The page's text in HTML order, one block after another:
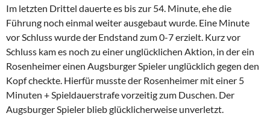
Im letzten Drittel dauerte es bis zur 54. Minute, ehe die
Führung noch einmal weiter ausgebaut wurde. Eine Minute
vor Schluss wurde der Endstand zum0-7erzielt. Kurz vor
Schluss kam es noch zu einer unglücklichen Aktion, in der ein
Rosenheimer einen Augsburger Spieler unglücklich gegen den
Kopf checkte. Hierfür musste der Rosenheimer mit einer 5
Minuten + Spieldauerstrafe vorzeitig zum Duschen. Der
Augsburger Spieler blieb glücklicherweise unverletzt.